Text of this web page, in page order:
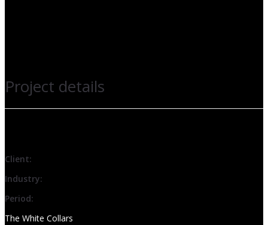
Project details
Client:
Industry:
Period:
The White Collars